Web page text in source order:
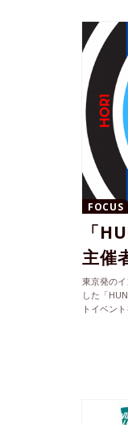
FOCUS
「
主催
東京発の
した「
トイベン
どころに